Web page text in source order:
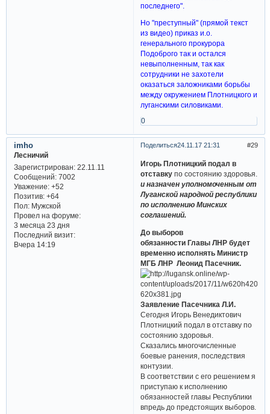
последнего".
Но "преступный" (прямой текст
из видео) приказ и.о.
генерального прокурора
Подоброго так и остался
невыполненным, так как
сотрудники не захотели
оказаться заложниками борьбы
между окружением Плотницкого и
луганскими силовиками.
0
Поделиться 29
24.11.17 21:31
imho
Лесничий
Зарегистрирован: 22.11.11
Сообщений:7002
Уважение: +52
Позитив: +64
Пол:Мужской
Провел на форуме:
3 месяца 23 дня
Последний визит:
Вчера 14:19
Игорь Плотницкий подал в
отставку по состоянию здоровья.
и назначен уполномоченным от
Луганской народной республики
по исполнению Минских
соглашений.
До выборов
обязанности Главы ЛНР будет
временно исполнять Министр
МГБ ЛНР Леонид Пасечник.
Заявление Пасечника Л.И.
Сегодня Игорь Венедиктович
Плотницкий подал в отставку по
состоянию здоровья.
Сказались многочисленные
боевые ранения, последствия
контузии.­
В соответствии с его решением я
приступаю к исполнению
обязанностей главы Республики
впредь до предстоящих выборов.